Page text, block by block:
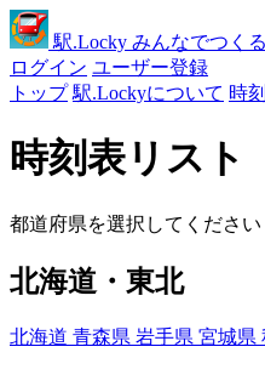
駅.Locky みんなでつく
ログイン ユーザー登録
トップ 駅.Lockyについて 時
時刻表リスト
都道府県を選択してください
北海道・東北
北海道 青森県 岩手県 宮城県